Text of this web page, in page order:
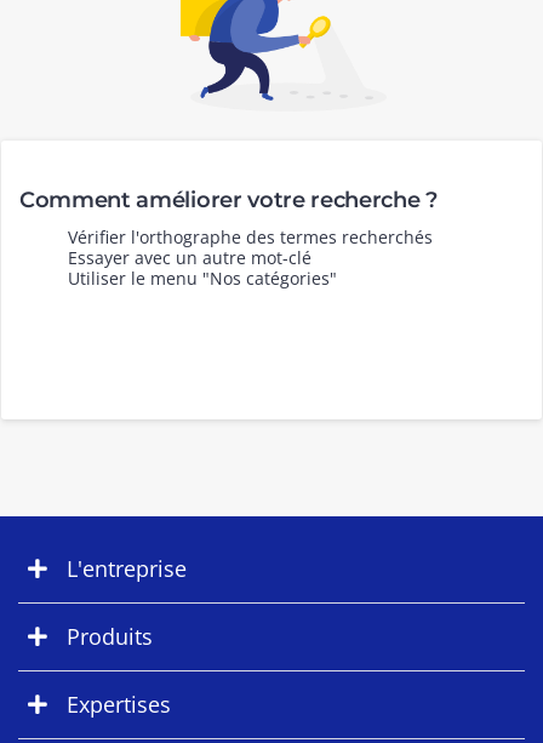
Comment améliorer votre recherche ?
Vérifier l'orthographe des termes recherchés
Essayer avec un autre mot-clé
Utiliser le menu "Nos catégories"
L'entreprise
Produits
Expertises